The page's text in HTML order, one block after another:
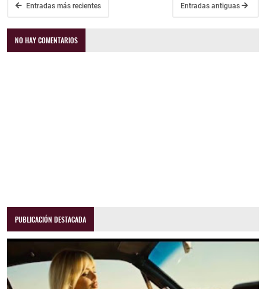
Entradas más recientes Entradas antiguas
NO HAY COMENTARIOS
PUBLICACIÓN DESTACADA